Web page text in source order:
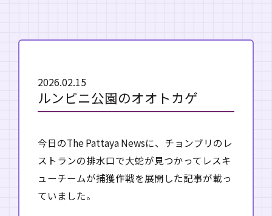
2026.02.15
ルンピニ公園のオオトカゲ
今日のThe Pattaya Newsに、チョンブリのレ
ストランの排水口で大蛇が見つかってレスキ
ューチームが捕獲作戦を展開した記事が載っ
ていました。